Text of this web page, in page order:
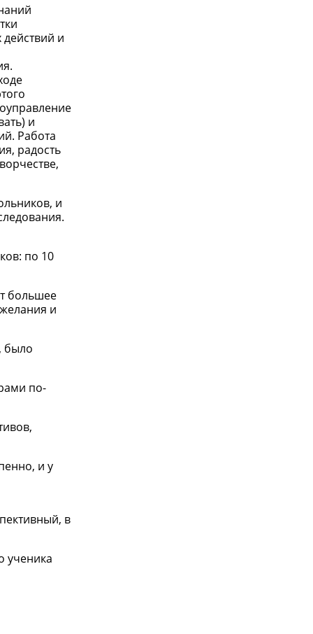
и
и
Работа
радость
и
по 10
большее
и
было
по-
и у
в
ученика